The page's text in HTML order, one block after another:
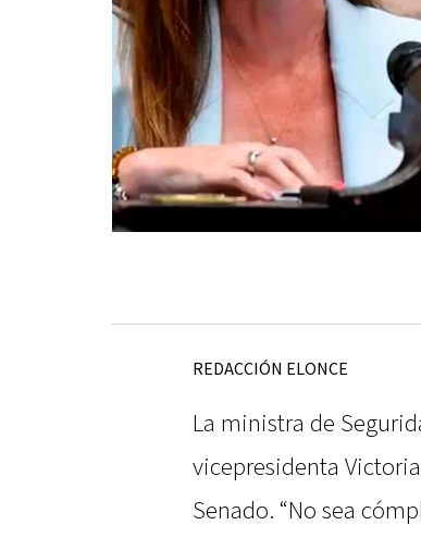
REDACCIÓN ELONCE
La ministra de
vicepresidenta
Senado. “No sea